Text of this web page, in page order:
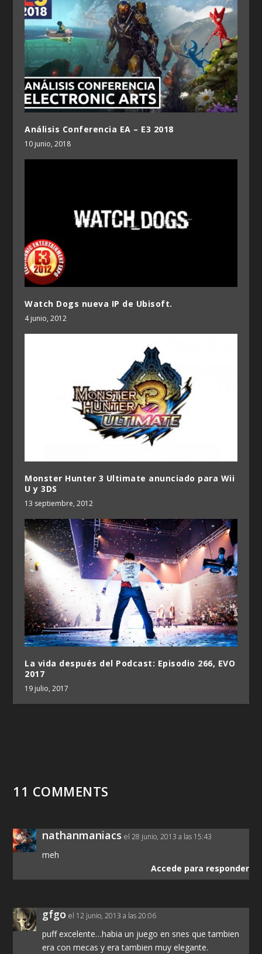
Análisis Conferencia EA – E3 2018
10 junio, 2018
Watch Dogs nueva IP de Ubisoft.
4 junio, 2012
Monster Hunter 3 Ultimate anunciado para Wii
U y 3DS
13 septiembre, 2012
La vida después del Podcast: Episodio 266, EVO
2017
19 julio, 2017
11 COMMENTS
nathanmaniacs el 28 junio, 2013 a las 15:43
meh
Accede para responder
gfgo el 12 junio, 2013 a las 20:06
puff excelente…habia un juego en snes que tambien
era con mecas y era tambien muy elegante.